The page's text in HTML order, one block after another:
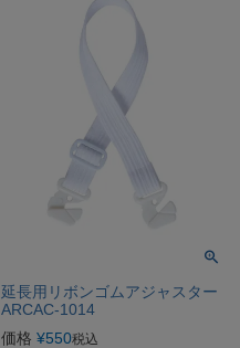
延長用リボンゴムアジャスター
ARCAC-1014
価格 ¥550税込